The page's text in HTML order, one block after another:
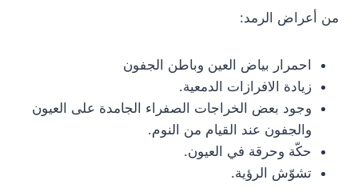
من أعراض الرمد:
احمرار بياض العين وباطن الجفون
زيادة الافرازات الدمعية.
وجود بعض الخراجات الصفراء الجامدة على العيون
والجفون عند القيام من النوم.
حكّة وحرقة في العيون.
تشوّش الرؤية.